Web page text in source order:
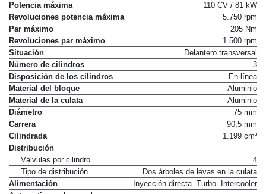
Potencia máxima
110 CV / 81 kW
Revoluciones potencia máxima
5.750 rpm
Par máximo
205 Nm
Revoluciones par máximo
1.500 rpm
Situación
Delantero transversal
Número de cilindros
3
Disposición de los cilindros
En línea
Material del bloque
Aluminio
Material de la culata
Aluminio
Diámetro
75 mm
Carrera
90,5 mm
Cilindrada
1.199 cm³
Distribución
Válvulas por cilindro
4
Tipo de distribución
Dos árboles de levas en la culata
Alimentación
Inyección directa. Turbo. Intercooler